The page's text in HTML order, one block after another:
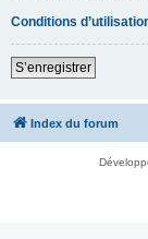
Conditions
S’enregistrer
Index du forum